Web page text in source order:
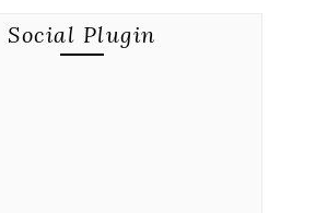
Social Plugin